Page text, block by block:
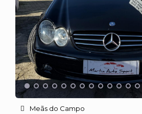
Meãs do Campo